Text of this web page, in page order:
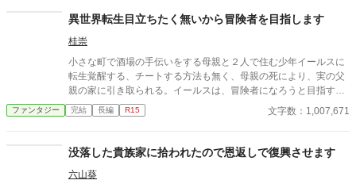
力を駆使して冒険に旅立つ！ リュカの活躍を乞うご期待！ HOT
ランキングで１位になりました！ 更に【ファンタジー・SF】でも
１位です！ 皆様の応援のお陰です！ 本当にありがとうございま
す！ HOTランキングに入った作品は幾つか有りましたが、いつも
2桁で1桁は今回初です。 しかも…１位になれるなんて…夢じゃ無
いかな？…と信じられない気持ちでいっぱいです。
済を終えた瞬間――見たことのない通知が現れた。 《返済を確認
しました》 《担保スキル《剣術Ⅰ》を回収します》 仲間たちが購
入した装備には、彼ら自身のスキルが担保として登録されてい
た。 アルトが借金を返すたび、元仲間のスキルは失われ、レベル
1の状態でアルトへ移ってくる。 だが、手に入れただけでは強く
なれない。 アルトは受け取ったスキルを一から鍛え、たった一人
物持ちが、返済と努力を重ねて成り上がる物語。 一方、すべてを
異世界転生目立ちたく無いから冒険者を目指します
桂崇
小さな町で酒場の手伝いをする母親と２人で住む少年イールスに
転生覚醒する、チートする方法も無く、母親の死により、実の父
親の家に引き取られる。イールスは、冒険者になろうと目指す
が、周囲はその才能を惜しんでいる
ファンタジー 完結 長編 R15 文字数：1,007,671
没落した貴族家に拾われたので恩返しで復興させます
六山葵